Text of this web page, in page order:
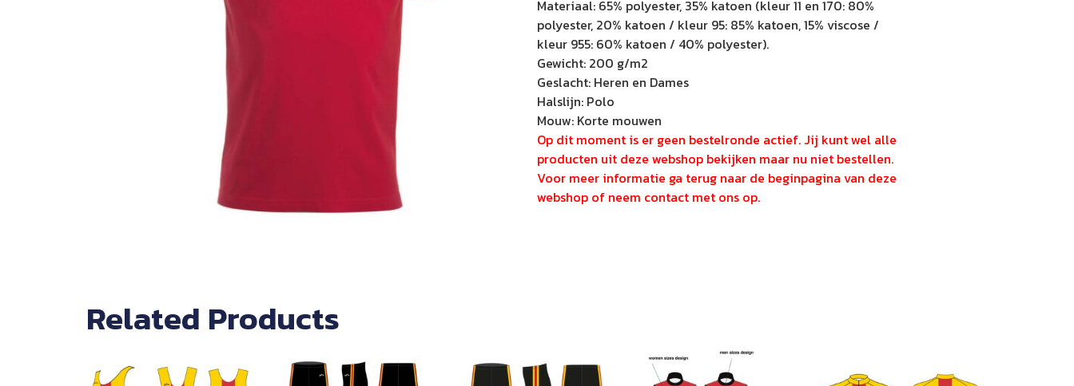
Materiaal: 65% polyester, 35% katoen (kleur 11 en 170: 80%
polyester, 20% katoen / kleur 95: 85% katoen, 15% viscose /
kleur 955: 60% katoen / 40% polyester).
Gewicht: 200 g/m2
Geslacht: Heren en Dames
Halslijn: Polo
Mouw: Korte mouwen
Op dit moment is er geen bestelronde actief. Jij kunt wel alle
producten uit deze webshop bekijken maar nu niet bestellen.
Voor meer informatie ga terug naar de beginpagina van deze
webshop of neem contact met ons op.
Related Products